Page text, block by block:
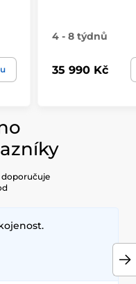
4 - 8 týdnů
35 990 Kč
doporučuje